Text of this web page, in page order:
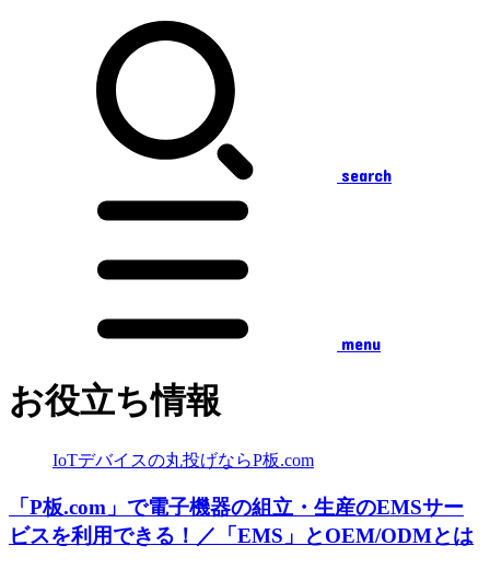
search
menu
お役立ち情報
IoTデバイスの丸投げならP板.com
「P板.com」で電子機器の組立・生産のEMSサー
ビスを利用できる！／「EMS」とOEM/ODMとは